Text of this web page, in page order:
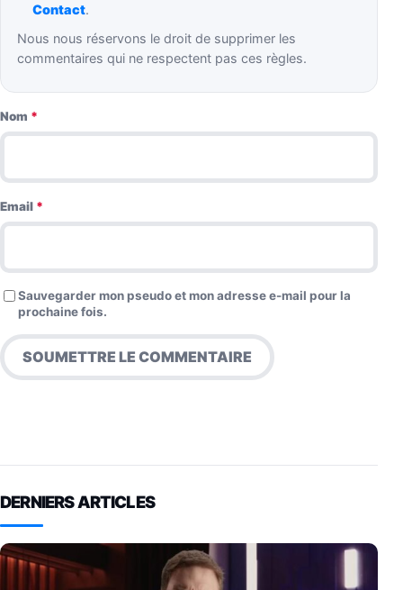
Contact.
Nous nous réservons le droit de supprimer les
commentaires qui ne respectent pas ces règles.
Nom *
Email *
Sauvegarder mon pseudo et mon adresse e-mail pour la
prochaine fois.
DERNIERS ARTICLES